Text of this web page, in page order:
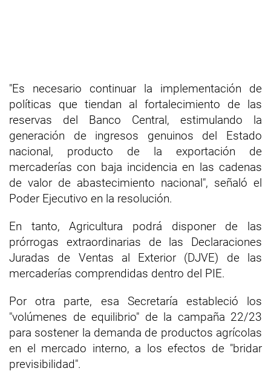
"Es necesario continuar la implementación de
políticas que tiendan al fortalecimiento de las
reservas del Banco Central, estimulando la
generación de ingresos genuinos del Estado
nacional, producto de la exportación de
mercaderías con baja incidencia en las cadenas
de valor de abastecimiento nacional", señaló el
Poder Ejecutivo en la resolución.
En tanto, Agricultura podrá disponer de las
prórrogas extraordinarias de las Declaraciones
Juradas de Ventas al Exterior (DJVE) de las
mercaderías comprendidas dentro del PIE.
Por otra parte, esa Secretaría estableció los
"volúmenes de equilibrio" de la campaña 22/23
para sostener la demanda de productos agrícolas
en el mercado interno, a los efectos de "bridar
previsibilidad".